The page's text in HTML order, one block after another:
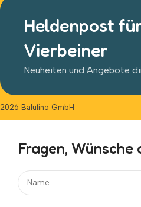
Heldenpost
Vierbeiner
Neuheiten und Angebote
2026 Balufino GmbH
Fragen, Wünsche